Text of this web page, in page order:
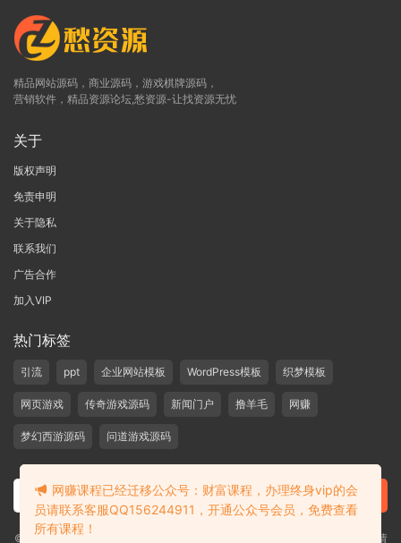
精品网站源码，商业源码，游戏棋牌源码，
营销软件，精品资源论坛,愁资源-让找资源无忧
关于
版权声明
免责申明
关于隐私
联系我们
广告合作
加入VIP
热门标签
引流 ppt 企业网站模板 WordPress模板 织梦模板
网页游戏 传奇游戏源码 新闻门户 撸羊毛 网赚
梦幻西游源码 问道游戏源码
©2019-2020 愁资源 站内大部分资源收集于网络，若侵犯了您的合法权益，请
网赚课程已经迁移公众号：财富课程，办理终身vip的会
员请联系客服QQ156244911，开通公众号会员，免费查看
所有课程！